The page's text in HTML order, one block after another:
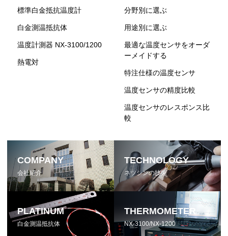
標準白金抵抗温度計
白金測温抵抗体
温度計測器 NX-3100/1200
熱電対
分野別に選ぶ
用途別に選ぶ
最適な温度センサをオーダ
ーメイドする
特注仕様の温度センサ
温度センサの精度比較
温度センサのレスポンス比
較
COMPANY
会社紹介
TECHNOLOGY
ネツシンの技術
PLATINUM
白金測温抵抗体
THERMOMETER
NX-3100/NX-1200